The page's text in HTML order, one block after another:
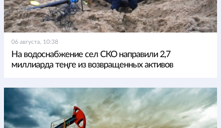
06 августа, 10:38
На водоснабжение сел СКО направили 2,7
миллиарда теңге из возвращенных активов